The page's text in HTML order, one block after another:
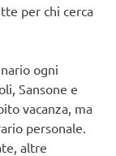
per chi cerca
ogni
Sansone e
vacanza, ma
personale.
altre